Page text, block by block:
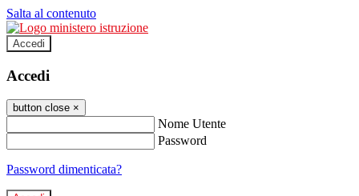
Salta al contenuto
Accedi
Accedi
button close ×
Nome Utente
Password
Password dimenticata?